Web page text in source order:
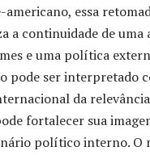
essa
a continuidade de uma
e uma política
pode ser interpretado
da
fortalecer sua
político interno. O